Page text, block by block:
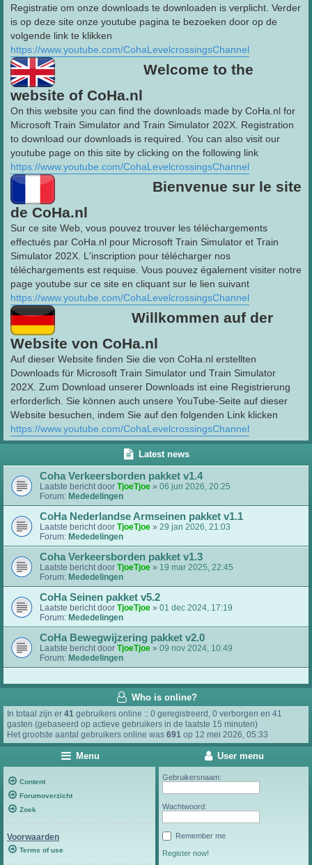
Registratie om onze downloads te downloaden is verplicht. Verder
is op deze site onze youtube pagina te bezoeken door op de
volgende link te klikken
https://www.youtube.com/CohaLevelcrossingsChannel
Welcome to the
website of CoHa.nl
On this website you can find the downloads made by CoHa.nl for
Microsoft Train Simulator and Train Simulator 202X. Registration
to download our downloads is required. You can also visit our
youtube page on this site by clicking on the following link
https://www.youtube.com/CohaLevelcrossingsChannel
Bienvenue sur le site
de CoHa.nl
Sur ce site Web, vous pouvez trouver les téléchargements
effectués par CoHa.nl pour Microsoft Train Simulator et Train
Simulator 202X. L'inscription pour télécharger nos
téléchargements est requise. Vous pouvez également visiter notre
page youtube sur ce site en cliquant sur le lien suivant
https://www.youtube.com/CohaLevelcrossingsChannel
Willkommen auf der
Website von CoHa.nl
Auf dieser Website finden Sie die von CoHa.nl erstellten
Downloads für Microsoft Train Simulator und Train Simulator
202X. Zum Download unserer Downloads ist eine Registrierung
erforderlich. Sie können auch unsere YouTube-Seite auf dieser
Website besuchen, indem Sie auf den folgenden Link klicken
https://www.youtube.com/CohaLevelcrossingsChannel
Latest news
Coha Verkeersborden pakket v1.4
Laatste bericht door TjoeTjoe » 06 jun 2026, 20:25
Forum: Mededelingen
CoHa Nederlandse Armseinen pakket v1.1
Laatste bericht door TjoeTjoe » 29 jan 2026, 21:03
Forum: Mededelingen
Coha Verkeersborden pakket v1.3
Laatste bericht door TjoeTjoe » 19 mar 2025, 22:45
Forum: Mededelingen
CoHa Seinen pakket v5.2
Laatste bericht door TjoeTjoe » 01 dec 2024, 17:19
Forum: Mededelingen
CoHa Bewegwijzering pakket v2.0
Laatste bericht door TjoeTjoe » 09 nov 2024, 10:49
Forum: Mededelingen
Who is online?
In totaal zijn er 41 gebruikers online :: 0 geregistreerd, 0 verborgen en 41
gasten (gebaseerd op actieve gebruikers in de laatste 15 minuten)
Het grootste aantal gebruikers online was 691 op 12 mei 2026, 05:33
Menu
Content
Forumoverzicht
Zoek
Voorwaarden
Terms of use
User menu
Gebruikersnaam:
Wachtwoord:
Remember me
Register now!